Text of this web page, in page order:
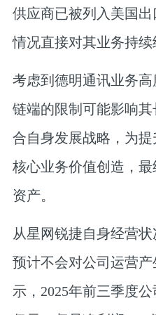
供应商已被列入美国
情况直接对其业务持续
考虑到德明通讯业务
链端的限制可能影响
合自身发展战略，为
核心业务价值创造，
资产。
从星网锐捷自身经营
预计不会对公司运营
示，2025年前三季度